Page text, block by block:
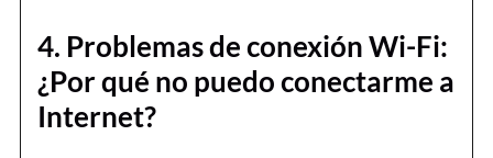
4. Problemas de conexión Wi-Fi:
¿Por qué no puedo conectarme a
Internet?